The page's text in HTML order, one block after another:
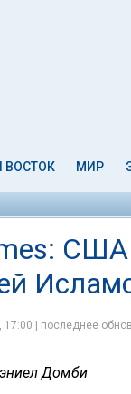
ВОСТОК МИР
| последнее
Домби